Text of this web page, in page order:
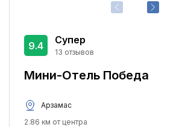
Мини-Отель Победа
Супер
13 отзывов
9.4
Арзамас
2.86 км от центра